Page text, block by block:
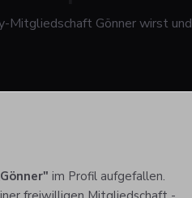
Mitgliedschaft Gönner wirst und
im Profil aufgefallen.